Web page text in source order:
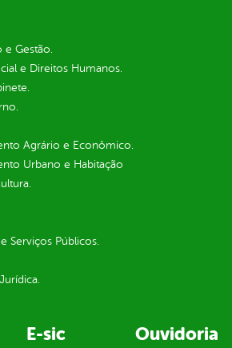
e Gestão.
e Direitos Humanos.
Agrário e Econômico.
Urbano e Habitação
Serviços Públicos.
E-sic Ouvidoria